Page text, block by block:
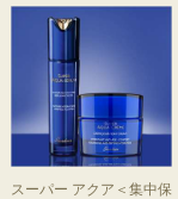
スーパー アクア＜集中保